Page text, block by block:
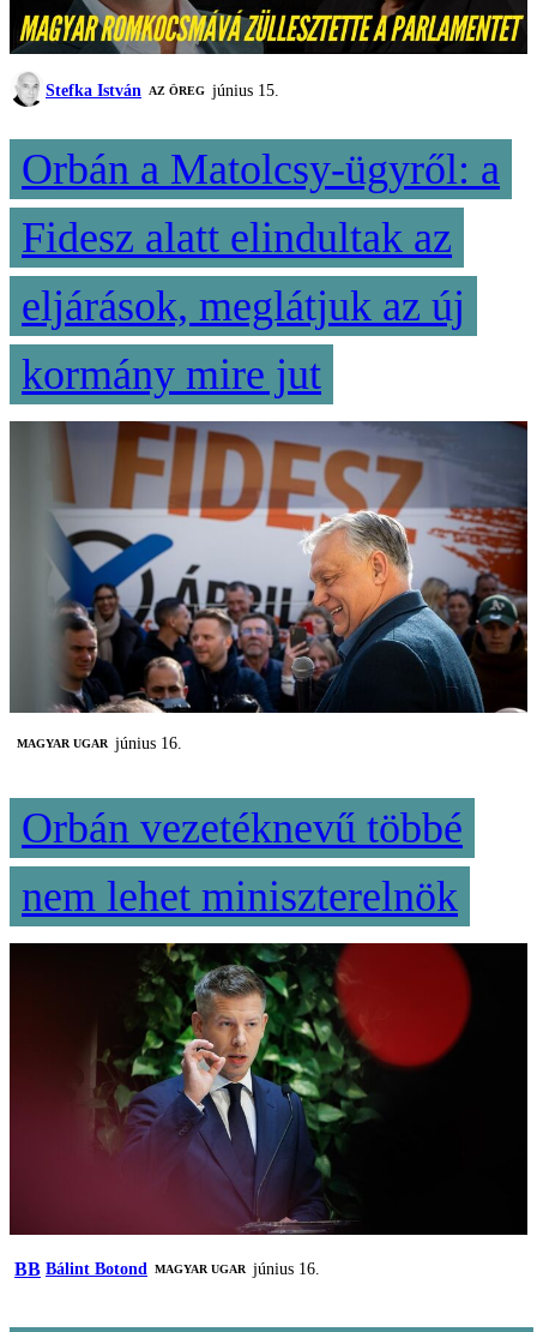
Stefka István AZ ÖREG június 15.
Orbán a Matolcsy-ügyről: a
Fidesz alatt elindultak az
eljárások, meglátjuk az új
kormány mire jut
MAGYAR UGAR június 16.
Orbán vezetéknevű többé
nem lehet miniszterelnök
BB Bálint Botond MAGYAR UGAR június 16.